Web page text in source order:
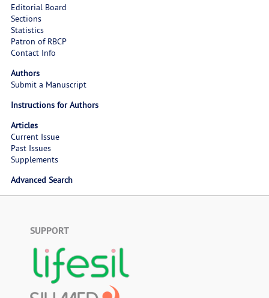
Editorial Board
Sections
Statistics
Patron of RBCP
Contact Info
Authors
Submit a Manuscript
Instructions for Authors
Articles
Current Issue
Past Issues
Supplements
Advanced Search
SUPPORT